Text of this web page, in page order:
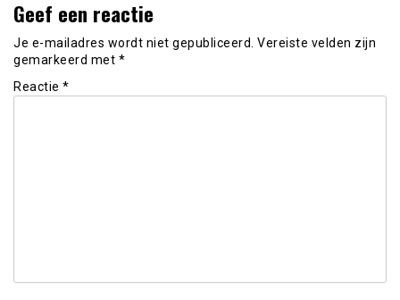
Geef een reactie
Je e-mailadres wordt niet gepubliceerd. Vereiste velden zijn
gemarkeerd met *
Reactie *